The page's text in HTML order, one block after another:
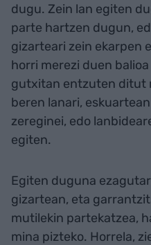
dugu. Zein lan egiten
parte hartzen dugun,
gizarteari zein ekarpen
horri merezi duen
gutxitan entzuten ditut
beren lanari,
zereginei, edo
egiten.
Egiten duguna
gizartean, eta
mutilekin partekatzea,
mina pizteko. Horrela,